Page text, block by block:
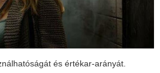
és értékar-arányát.